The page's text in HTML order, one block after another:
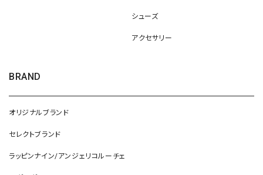
シューズ
アクセサリー
BRAND
オリジナルブランド
セレクトブランド
ラッピンナイン/アンジェリコルーチェ